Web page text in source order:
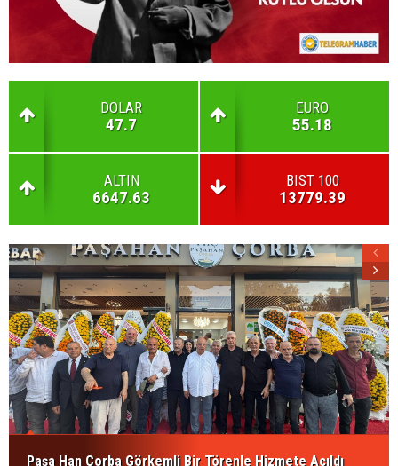
DOLAR
47.7
EURO
55.18
ALTIN
6647.63
BIST 100
13779.39
Paşa Han Çorba Görkemli Bir Törenle Hizmete Açıldı